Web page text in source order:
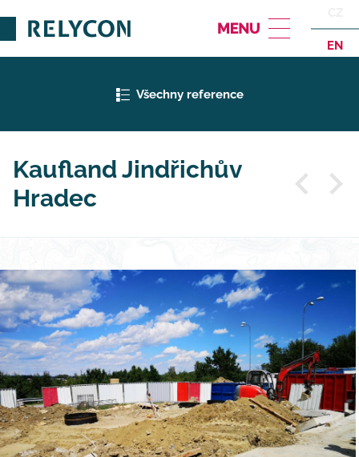
EN
Všechny reference
Kaufland Jindřichův
Hradec